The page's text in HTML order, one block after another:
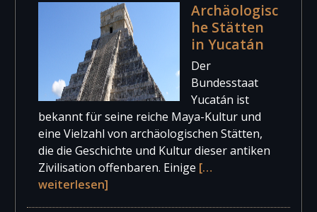
Archäologisc
he Stätten
in Yucatán
Der
Bundesstaat
Yucatán ist
bekannt für seine reiche Maya-Kultur und
eine Vielzahl von archäologischen Stätten,
die die Geschichte und Kultur dieser antiken
Zivilisation offenbaren. Einige […
weiterlesen]